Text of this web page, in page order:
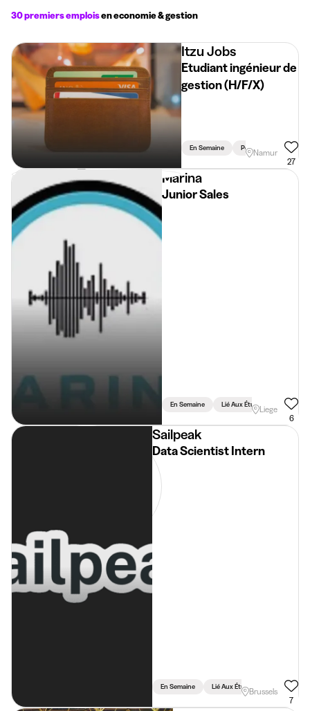
30 premiers emploisen economie & gestion
Itzu Jobs
Etudiant ingénieur de
gestion (H/F/X)
En Semaine Permis Requis
Namur
27
Marina
Junior Sales
En Semaine Lié Aux ÉtudesLiege
6
Sailpeak
Data Scientist Intern
En Semaine Lié Aux ÉtudesBrussels
7